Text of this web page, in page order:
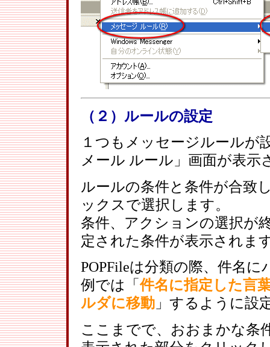
（２）ルールの設定
１つもメッセージルールが
メール ルール」画面が表示
ルールの条件と条件が合致
ックスで選択します。
条件、アクションの選択が
定された条件が表示されま
POPFileは分類の際、件名
例では「件名に指定した言
ルダに移動 」するように設
ここまでで、おおまかな条